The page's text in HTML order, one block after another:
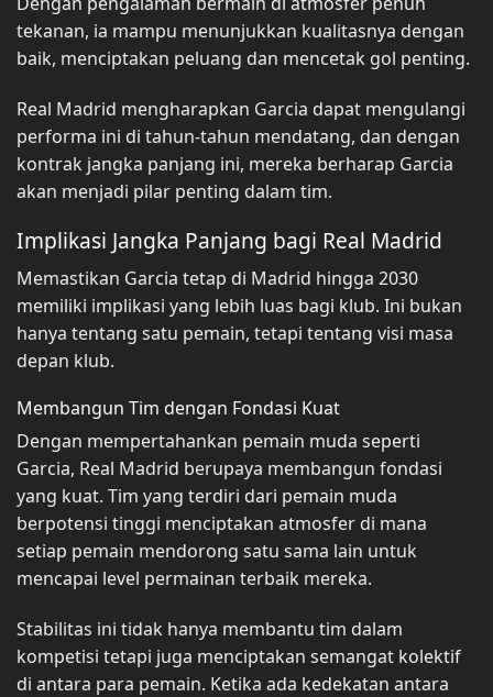
tekanan, ia mampu menunjukkan kualitasnya dengan
baik, menciptakan peluang dan mencetak gol penting.
Real Madrid mengharapkan Garcia dapat mengulangi
performa ini di tahun-tahun mendatang, dan dengan
kontrak jangka panjang ini, mereka berharap Garcia
akan menjadi pilar penting dalam tim.
Implikasi Jangka Panjang bagi Real Madrid
Memastikan Garcia tetap di Madrid hingga 2030
memiliki implikasi yang lebih luas bagi klub. Ini bukan
hanya tentang satu pemain, tetapi tentang visi masa
depan klub.
Membangun Tim dengan Fondasi Kuat
Dengan mempertahankan pemain muda seperti
Garcia, Real Madrid berupaya membangun fondasi
yang kuat. Tim yang terdiri dari pemain muda
berpotensi tinggi menciptakan atmosfer di mana
setiap pemain mendorong satu sama lain untuk
mencapai level permainan terbaik mereka.
Stabilitas ini tidak hanya membantu tim dalam
kompetisi tetapi juga menciptakan semangat kolektif
di antara para pemain. Ketika ada kedekatan antara